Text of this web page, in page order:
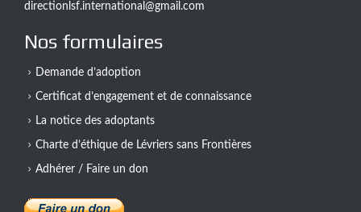
directionlsf.international@gmail.com
Nos formulaires
Demande d’adoption
Certificat d’engagement et de connaissance
La notice des adoptants
Charte d’éthique de Lévriers sans Frontières
Adhérer / Faire un don